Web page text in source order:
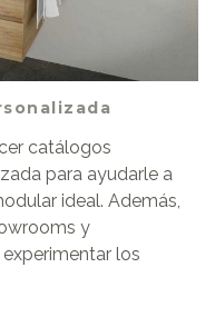
catálogos
para ayudarle a
ideal. Además,
y
los